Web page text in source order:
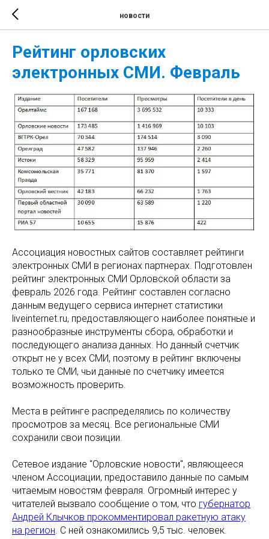
новости
Рейтинг орловских
электронных СМИ. Февраль
Ассоциация новостных сайтов составляет рейтинги
электронных СМИ в регионах партнерах. Подготовлен
рейтинг электронных СМИ Орловской области за
февраль 2026 года. Рейтинг составлен согласно
данным ведущего сервиса интернет статистики
liveinternet.ru, предоставляющего наиболее понятные и
разнообразные инструменты сбора, обработки и
последующего анализа данных. Но данный счетчик
открыт не у всех СМИ, поэтому в рейтинг включены
только те СМИ, чьи данные по счетчику имеется
возможность проверить.
Места в рейтинге распределялись по количеству
просмотров за месяц. Все региональные СМИ
сохранили свои позиции.
Сетевое издание "Орловские новости", являющееся
членом Ассоциации, предоставило данные по самым
читаемым новостям февраля. Огромный интерес у
читателей вызвало сообщение о том, что губернатор
Андрей Клычков прокомментировал ракетную атаку
на регион. С ней ознакомились 9,5 тыс. человек.